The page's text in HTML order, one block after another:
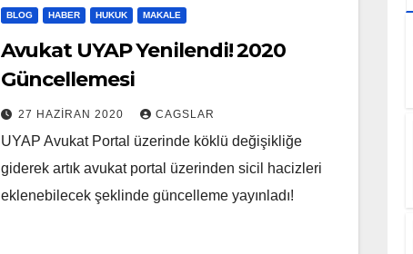
BLOG HABER HUKUK MAKALE
Avukat UYAP Yenilendi! 2020
Güncellemesi
27 HAZIRAN 2020 CAGSLAR
UYAP Avukat Portal üzerinde köklü değişikliğe
giderek artık avukat portal üzerinden sicil hacizleri
eklenebilecek şeklinde güncelleme yayınladı!